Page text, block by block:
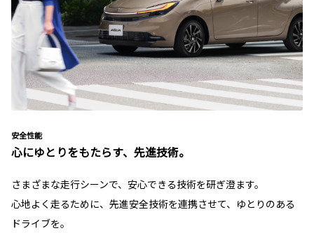
安全性能
心にゆとりをもたらす、先進技術。
さまざまな走行シーンで、安心できる技術を研ぎ澄ます。
心地よく走るために、先進安全技術を連携させて、ゆとりのある
ドライブを。